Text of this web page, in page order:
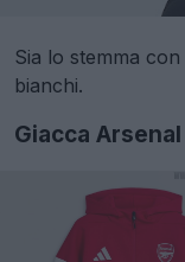
Sia lo stemma
bianchi.
Giacca